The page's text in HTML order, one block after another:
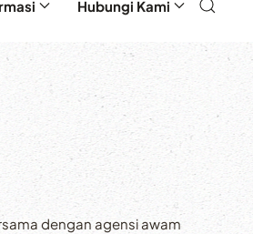
Hubungi Kami
dengan agensi awam